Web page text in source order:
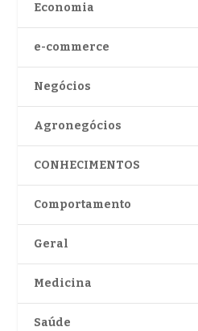
Economia
e-commerce
Negócios
Agronegócios
CONHECIMENTOS
Comportamento
Geral
Medicina
Saúde